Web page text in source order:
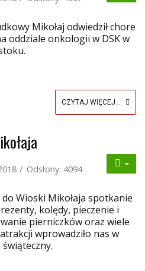
Mikołaj odwiedził chore
oddziale onkologii w DSK w
CZYTAJ WIĘCEJ...
Odsłony: 4094
do Wioski Mikołaja spotkanie
kolędy, pieczenie i
pierniczków oraz wiele
wprowadziło nas w